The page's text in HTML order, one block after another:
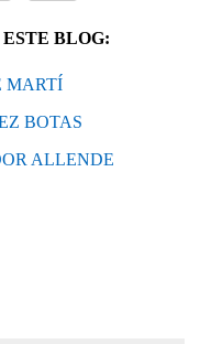
BLOG:
MARTÍ
BOTAS
ALLENDE